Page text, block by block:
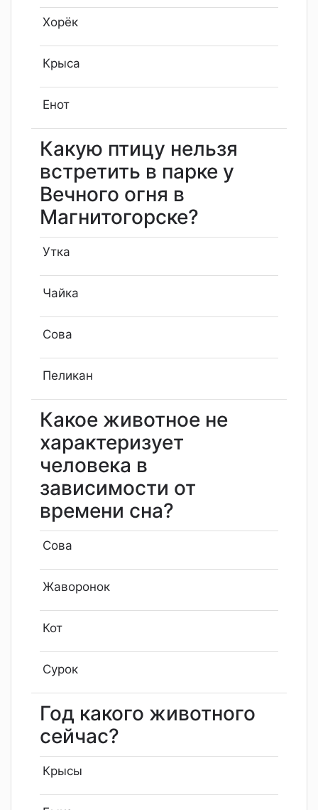
Хорёк
Крыса
Енот
Какую птицу нельзя
встретить в парке у
Вечного огня в
Магнитогорске?
Утка
Чайка
Сова
Пеликан
Какое животное не
характеризует
человека в
зависимости от
времени сна?
Сова
Жаворонок
Кот
Сурок
Год какого животного
сейчас?
Крысы